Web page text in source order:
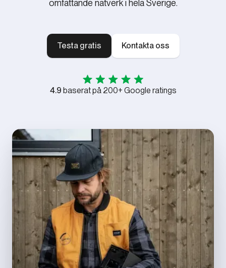
omfattande nätverk i hela Sverige.
Testa gratis Kontakta oss
4.9 baserat på 200+ Google ratings